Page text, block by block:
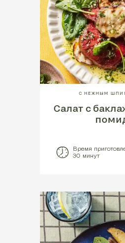
С НЕЖНЫМ
Салат с
Время
30 минут